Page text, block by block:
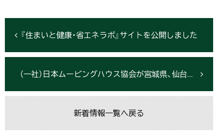
『住まいと健康・省エネラボ』サイトを公開しました
（一社）日本ムービングハウス協会が宮城県、仙台市と災害時における応急仮設住宅の建設に関する協定を締結
新着情報一覧へ戻る